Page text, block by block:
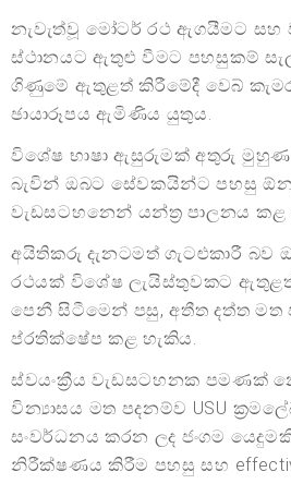
නැවැත්වූ මෝටර් රථ ඇගයීමට සහ
ස්ථානයට ඇතුළු වීමට පහසුකම්
ගිණුමේ ඇතුළත් කිරීමේදී වෙබ්
ඡායාරූපය ඇමිණිය යුතුය.
විශේෂ භාෂා ඇසුරුමක් අතුරු
බැවින් ඔබට සේවකයින්ට පහසු
වැඩසටහනෙන් යන්ත්‍ර පාලනය කළ
අයිතිකරු දැනටමත් ගැටළුකාරී
රථයක් විශේෂ ලැයිස්තුවකට
පෙනී සිටීමෙන් පසු, අතීත දත්ත මත
ප්රතික්ෂේප කළ හැකිය.
ස්වයංක්‍රීය වැඩසටහනක පමණක්
වින්‍යාසය මත පදනම්ව USU
සංවර්ධනය කරන ලද ජංගම
නිරීක්ෂණය කිරීම පහසු සහ